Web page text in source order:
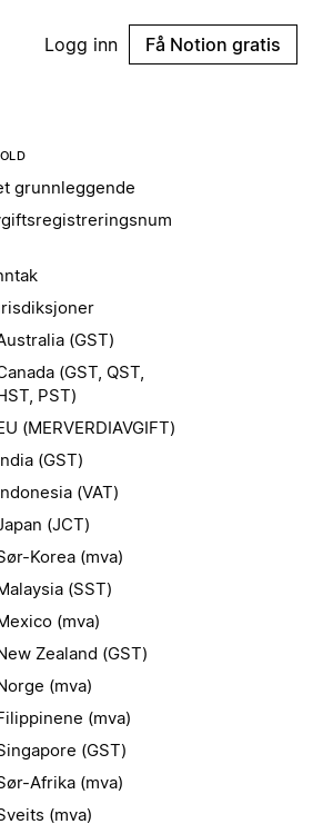
Logg inn Få Notion gratis
grunnleggende
(GST)
(GST, QST,
PST)
(MERVERDIAVGIFT)
(GST)
(VAT)
(JCT)
Korea (mva)
(SST)
(mva)
Zealand (GST)
(mva)
(mva)
(GST)
Afrika (mva)
(mva)